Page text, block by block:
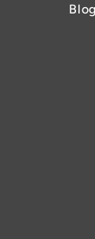
Blog